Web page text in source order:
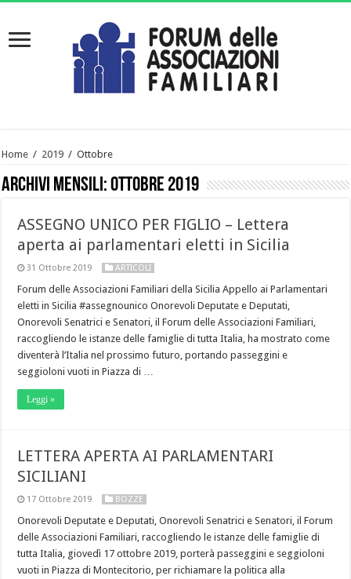
Home / 2019 / Ottobre
Archivi mensili:Ottobre 2019
ASSEGNO UNICO PER FIGLIO – Lettera
aperta ai parlamentari eletti in Sicilia
31 Ottobre 2019 ARTICOLI
Forum delle Associazioni Familiari della Sicilia Appello ai Parlamentari
eletti in Sicilia #assegnounico Onorevoli Deputate e Deputati,
Onorevoli Senatrici e Senatori, il Forum delle Associazioni Familiari,
raccogliendo le istanze delle famiglie di tutta Italia, ha mostrato come
diventerà l’Italia nel prossimo futuro, portando passeggini e
seggioloni vuoti in Piazza di …
Leggi »
LETTERA APERTA AI PARLAMENTARI
SICILIANI
17 Ottobre 2019 BOZZE
Onorevoli Deputate e Deputati, Onorevoli Senatrici e Senatori, il Forum
delle Associazioni Familiari, raccogliendo le istanze delle famiglie di
tutta Italia, giovedì 17 ottobre 2019, porterà passeggini e seggioloni
vuoti in Piazza di Montecitorio, per richiamare la politica alla